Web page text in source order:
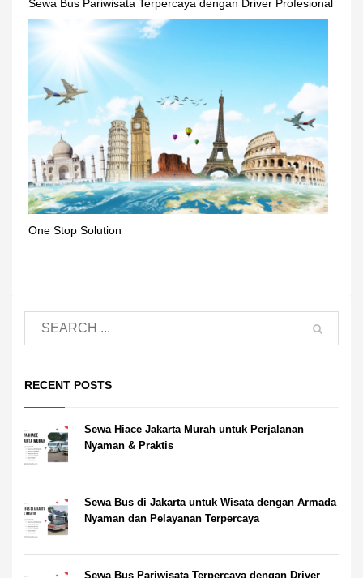
Sewa Bus Pariwisata Terpercaya dengan Driver Profesional
One Stop Solution
RECENT POSTS
Sewa Hiace Jakarta Murah untuk Perjalanan
Nyaman & Praktis
Sewa Bus di Jakarta untuk Wisata dengan Armada
Nyaman dan Pelayanan Terpercaya
Sewa Bus Pariwisata Terpercaya dengan Driver